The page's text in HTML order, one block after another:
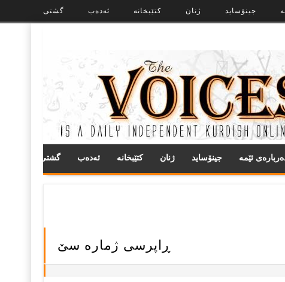
گشتی ئەدەب کتێبخانە ژنان جینۆساید
گشتی ئەدەب کتێبخانە ژنان جینۆساید ئێمه
ڕاپرسی ژماره‌ سێ